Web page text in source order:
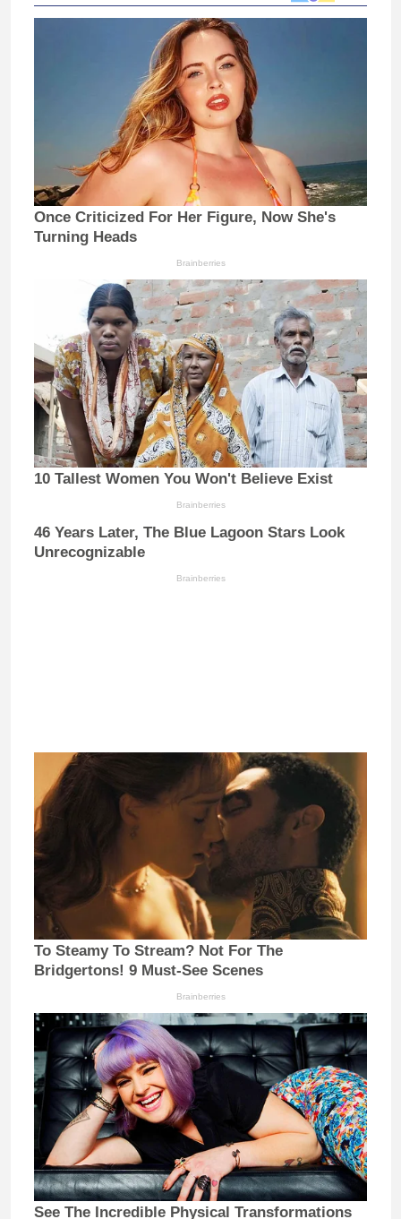
Once Criticized For Her Figure, Now She's
Turning Heads
Brainberries
10 Tallest Women You Won't Believe Exist
Brainberries
46 Years Later, The Blue Lagoon Stars Look
Unrecognizable
Brainberries
To Steamy To Stream? Not For The
Bridgertons! 9 Must-See Scenes
Brainberries
See The Incredible Physical Transformations